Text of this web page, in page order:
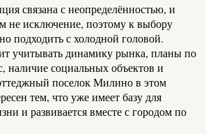
связана с неопределённостью, и
не исключение, поэтому к выбору
подходить с холодной головой.
учитывать динамику рынка, планы по
наличие социальных объектов и
поселок Милино в этом
тем, что уже имеет базу для
и развивается вместе с городом по